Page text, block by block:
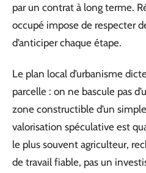
par un contrat à long terme.
occupé impose de respecter
d’anticiper chaque étape.
Le plan local d’urbanisme
parcelle : on ne bascule pas
zone constructible d’un
valorisation spéculative est
le plus souvent agriculteur,
de travail fiable, pas un